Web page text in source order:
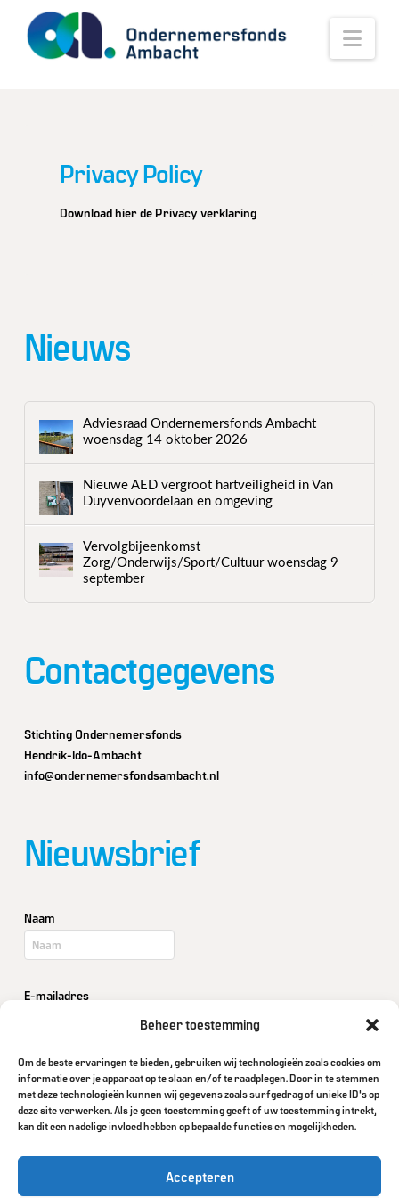
Beheer toestemming
Om de beste ervaringen te bieden, gebruiken wij technologieën zoals cookies om
informatie over je apparaat op te slaan en/of te raadplegen. Door in te stemmen
met deze technologieën kunnen wij gegevens zoals surfgedrag of unieke ID's op
deze site verwerken. Als je geen toestemming geeft of uw toestemming intrekt,
kan dit een nadelige invloed hebben op bepaalde functies en mogelijkheden.
Accepteren
Privacy Policy
Download hier de Privacy verklaring
Nieuws
Adviesraad Ondernemersfonds Ambacht
woensdag 14 oktober 2026
Nieuwe AED vergroot hartveiligheid in Van
Duyvenvoordelaan en omgeving
Vervolgbijeenkomst
Zorg/Onderwijs/Sport/Cultuur woensdag 9
september
Contactgegevens
Stichting Ondernemersfonds
Hendrik-Ido-Ambacht
info@ondernemersfondsambacht.nl
Nieuwsbrief
Naam
E-mailadres
Bedrijf / Organisatie